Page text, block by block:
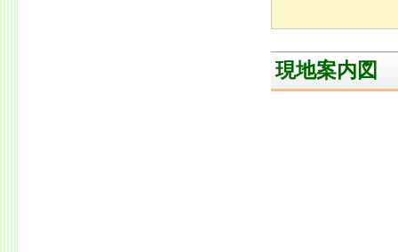
現地案内図